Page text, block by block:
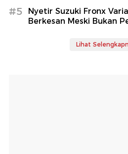
#5
Nyetir Suzuki Fronx
Berkesan Meski Bukan
Lihat